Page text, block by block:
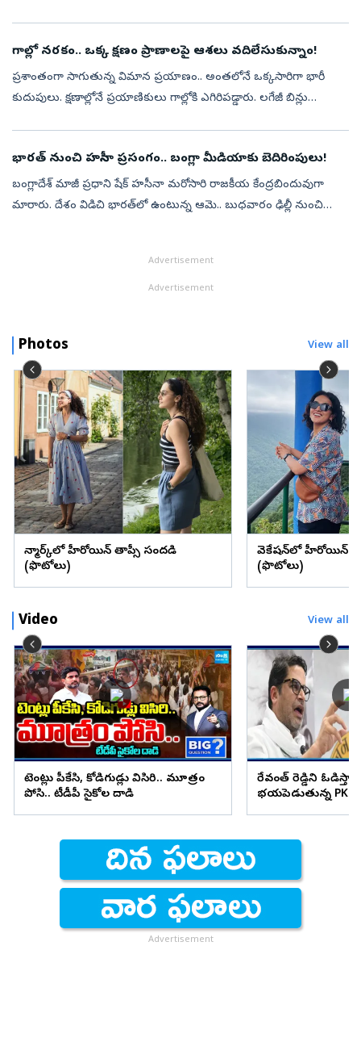
గాల్లో నరకం.. ఒక్క క్షణం ప్రాణాలపై ఆశలు వదిలేసుకున్నాం!
ప్రశాంతంగా సాగుతున్న విమాన ప్రయాణం.. అంతలోనే ఒక్కసారిగా భారీ
కుదుపులు. క్షణాల్లోనే ప్రయాణికులు గాల్లోకి ఎగిరిపడ్డారు. లగేజీ బిన్లు
భారత్‌ నుంచి హసీనా ప్రసంగం.. బంగ్లా మీడియాకు బెదిరింపులు!
బంగ్లాదేశ్‌ మాజీ ప్రధాని షేక్‌ హసీనా మరోసారి రాజకీయ కేంద్రబిందువుగా
మారారు. దేశం విడిచి భారత్‌లో ఉంటున్న ఆమె.. బుధవారం ఢిల్లీ నుంచి
Advertisement
Advertisement
Photos View all
డెన్మార్క్‌లో హీరోయిన్ తాప్సీ సందడి
(ఫొటోలు)
వెకేషన్‌లో హీరోయిన్
(ఫొటోలు)
Video View all
టెంట్లు పీకేసి, కోడిగుడ్లు విసిరి.. మూత్రం
పోసి.. టీడీపీ సైకోల దాడి
రేవంత్ రెడ్డిని ఓడిస్తా..
భయపెడుతున్న PK
Advertisement